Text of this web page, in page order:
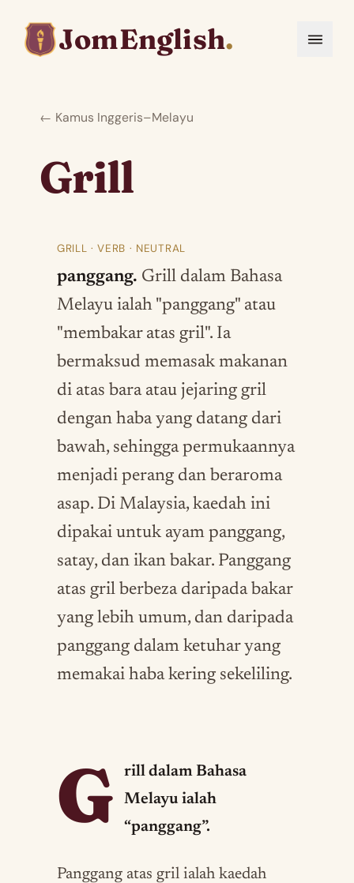
JomEnglish.
← Kamus Inggeris–Melayu
Grill
GRILL · VERB · NEUTRAL
panggang. Grill dalam Bahasa
Melayu ialah "panggang" atau
"membakar atas gril". Ia
bermaksud memasak makanan
di atas bara atau jejaring gril
dengan haba yang datang dari
bawah, sehingga permukaannya
menjadi perang dan beraroma
asap. Di Malaysia, kaedah ini
dipakai untuk ayam panggang,
satay, dan ikan bakar. Panggang
atas gril berbeza daripada bakar
yang lebih umum, dan daripada
panggang dalam ketuhar yang
memakai haba kering sekeliling.
G
rill dalam Bahasa
Melayu ialah
“panggang”.
Panggang atas gril ialah kaedah